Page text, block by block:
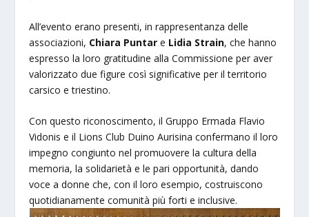
All’evento erano presenti, in rappresentanza delle
associazioni, Chiara Puntar e Lidia Strain, che hanno
espresso la loro gratitudine alla Commissione per aver
valorizzato due figure così significative per il territorio
carsico e triestino.
Con questo riconoscimento, il Gruppo Ermada Flavio
Vidonis e il Lions Club Duino Aurisina confermano il loro
impegno congiunto nel promuovere la cultura della
memoria, la solidarietà e le pari opportunità, dando
voce a donne che, con il loro esempio, costruiscono
quotidianamente comunità più forti e inclusive.